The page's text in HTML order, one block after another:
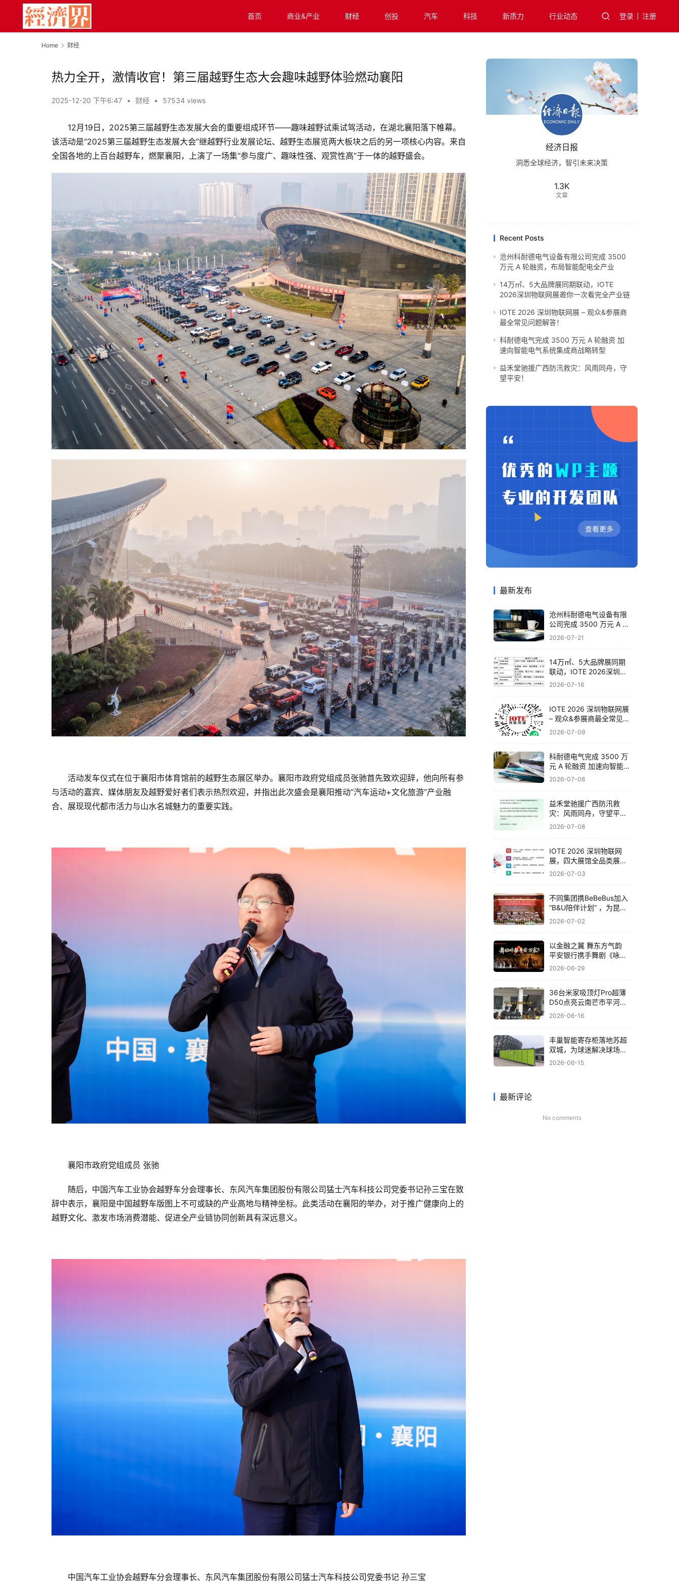
首页 商业&产业 财经 创投 汽车 科技 新质力 行业动态 登录 注册
Home 财经
热力全开，激情收官！第三届越野生态大会趣味越野体验燃动襄阳
2025-12-20 下午6:47 • 财经 • 57534 views
12月19日，2025第三届越野生态发展大会的重要组成环节——趣味越野试乘试驾活动，在湖北襄阳落下帷幕。
该活动是“2025第三届越野生态发展大会”继越野行业发展论坛、越野生态展览两大板块之后的另一项核心内容。来自
全国各地的上百台越野车，燃聚襄阳，上演了一场集“参与度广、趣味性强、观赏性高”于一体的越野盛会。
活动发车仪式在位于襄阳市体育馆前的越野生态展区举办。襄阳市政府党组成员张驰首先致欢迎辞，他向所有参
与活动的嘉宾、媒体朋友及越野爱好者们表示热烈欢迎，并指出此次盛会是襄阳推动“汽车运动+文化旅游”产业融
合、展现现代都市活力与山水名城魅力的重要实践。
襄阳市政府党组成员 张驰
随后，中国汽车工业协会越野车分会理事长、东风汽车集团股份有限公司猛士汽车科技公司党委书记孙三宝在致
辞中表示，襄阳是中国越野车版图上不可或缺的产业高地与精神坐标。此类活动在襄阳的举办，对于推广健康向上的
越野文化、激发市场消费潜能、促进全产业链协同创新具有深远意义。
中国汽车工业协会越野车分会理事长、东风汽车集团股份有限公司猛士汽车科技公司党委书记 孙三宝
经济日报
洞悉全球经济，智引未来决策
1.3K
文章
Recent Posts
沧州科耐德电气设备有限公司完成 3500
万元 A 轮融资，布局智能配电全产业
14万㎡、5大品牌展同期联动，IOTE
2026深圳物联网展邀你一次看完全产业链
IOTE 2026 深圳物联网展 – 观众&参展商
最全常见问题解答！
科耐德电气完成 3500 万元 A 轮融资 加
速向智能电气系统集成商战略转型
​益禾堂驰援广西防汛救灾：风雨同舟，守
望平安！
最新发布
沧州科耐德电气设备有限
公司完成 3500 万元 A 轮
融资，布局智能配电全产
2026-07-21
14万㎡、5大品牌展同期
联动，IOTE 2026深圳物
联网展邀你一次看完全产
2026-07-16
IOTE 2026 深圳物联网展
– 观众&参展商最全常见问
题解答！
2026-07-09
科耐德电气完成 3500 万
元 A 轮融资 加速向智能
电气系统集成商战略转型
2026-07-08
​益禾堂驰援广西防汛救
灾：风雨同舟，守望平
安！
2026-07-08
IOTE 2026 深圳物联网
展，四大展馆全品类展品
与头部企业一览！
2026-07-03
不同集团携BeBeBus加入
“B&U陪伴计划” ，为昆明
孤残儿童送关爱
2026-07-02
以金融之翼 舞东方气韵
平安银行携手舞剧《咏
春》共筑非遗文化新体验
2026-06-29
36台米家吸顶灯Pro超薄
D50点亮云南芒市平河小
学，小米为大山孩子送去
2026-06-16
丰巢智能寄存柜落地苏超
双城，为球迷解决球场存
包难题
2026-06-15
最新评论
No comments